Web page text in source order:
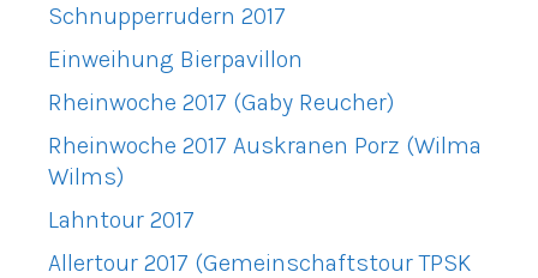
Schnupperrudern 2017
Einweihung Bierpavillon
Rheinwoche 2017 (Gaby Reucher)
Rheinwoche 2017 Auskranen Porz (Wilma
Wilms)
Lahntour 2017
Allertour 2017 (Gemeinschaftstour TPSK